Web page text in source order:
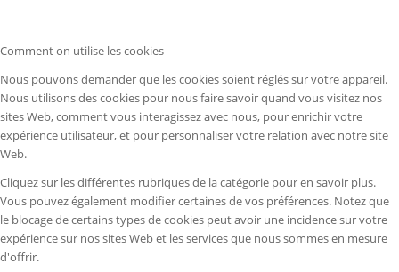
Comment on utilise les cookies
Nous pouvons demander que les cookies soient réglés sur votre appareil.
Nous utilisons des cookies pour nous faire savoir quand vous visitez nos
sites Web, comment vous interagissez avec nous, pour enrichir votre
expérience utilisateur, et pour personnaliser votre relation avec notre site
Web.
Cliquez sur les différentes rubriques de la catégorie pour en savoir plus.
Vous pouvez également modifier certaines de vos préférences. Notez que
le blocage de certains types de cookies peut avoir une incidence sur votre
expérience sur nos sites Web et les services que nous sommes en mesure
d'offrir.